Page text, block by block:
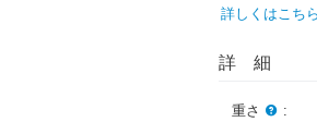
詳しくはこちら
詳 細
重さ :